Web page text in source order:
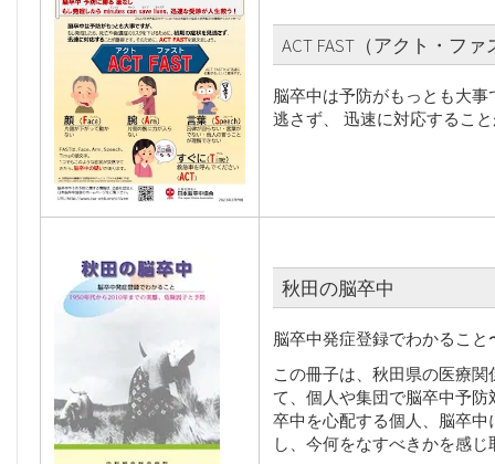
ACT FAST（アクト・フ
脳卒中は予防がもっとも大
逃さず、 迅速に対応するこ
秋田の脳卒中
脳卒中発症登録でわかるこ
この冊子は、秋田県の医療
て、個人や集団で脳卒中予
卒中を心配する個人、脳卒
し、今何をなすべきかを感